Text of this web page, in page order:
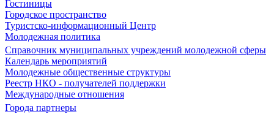
Гостиницы
Городское пространство
Туристско-информационный Центр
Молодежная политика
Справочник муниципальных учреждений молодежной сферы
Календарь мероприятий
Молодежные общественные структуры
Реестр НКО - получателей поддержки
Международные отношения
Города партнеры